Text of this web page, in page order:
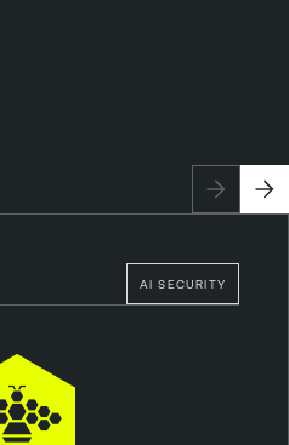
AI SECURITY